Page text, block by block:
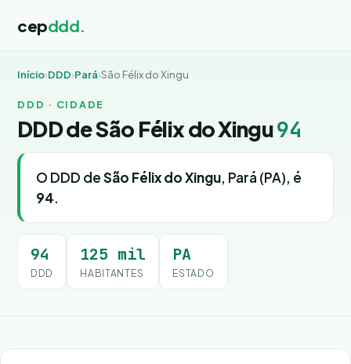
cepddd.
Início›DDD›Pará›São Félix do Xingu
DDD · CIDADE
DDD de São Félix do Xingu94
O DDD deSão Félix do Xingu, Pará (PA), é
94.
94
DDD
125 mil
HABITANTES
PA
ESTADO